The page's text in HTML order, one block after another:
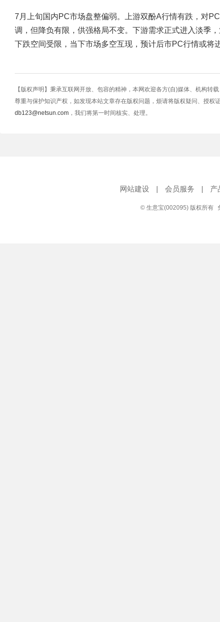
7月上旬国内PC市场盘整偏弱。上游双酚A行情有跌，对
调，但降负有限，供强格局不变。下游需求正式进入淡季
下跌空间受限，当下市场多空互现，预计后市PC行情或将
【版权声明】秉承互联网开放、包容的精神，本网欢迎各方(自)媒体、机构转
尊重与保护知识产权，如发现本站文章存在版权问题，烦请将版权疑问、授权
db123@netsun.com ，我们将第一时间核实、处理。
网站建设 | 会员服务 | 产
© 生意宝(002095) 版权所有